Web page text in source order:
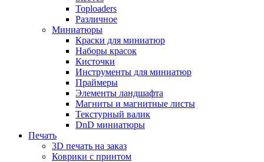
Toploaders
Различное
Миниатюры
Краски для миниатюр
Наборы красок
Кисточки
Инструменты для миниатюр
Праймеры
Элементы ландшафта
Магниты и магнитные листы
Текстурный валик
DnD миниатюры
Печать
3D печать на заказ
Коврики с принтом